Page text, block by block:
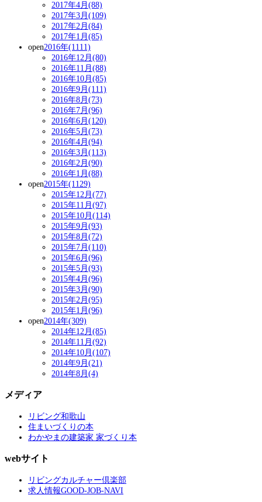
2017年4月(88)
2017年3月(109)
2017年2月(84)
2017年1月(85)
open2016年(1111)
2016年12月(80)
2016年11月(88)
2016年10月(85)
2016年9月(111)
2016年8月(73)
2016年7月(96)
2016年6月(120)
2016年5月(73)
2016年4月(94)
2016年3月(113)
2016年2月(90)
2016年1月(88)
open2015年(1129)
2015年12月(77)
2015年11月(97)
2015年10月(114)
2015年9月(93)
2015年8月(72)
2015年7月(110)
2015年6月(96)
2015年5月(93)
2015年4月(96)
2015年3月(90)
2015年2月(95)
2015年1月(96)
open2014年(309)
2014年12月(85)
2014年11月(92)
2014年10月(107)
2014年9月(21)
2014年8月(4)
メディア
リビング和歌山
住まいづくりの本
わかやまの建築家 家づくり本
webサイト
リビングカルチャー倶楽部
求人情報GOOD-JOB-NAVI